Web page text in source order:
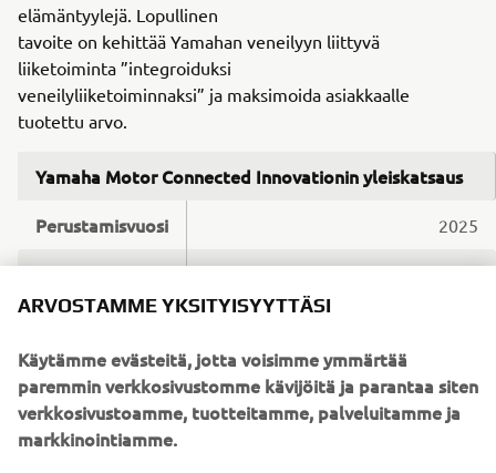
elämäntyylejä. Lopullinen
tavoite on kehittää Yamahan veneilyyn liittyvä
liiketoiminta ”integroiduksi
veneilyliiketoiminnaksi” ja maksimoida asiakkaalle
tuotettu arvo.
Yamaha Motor Connected Innovationin yleiskatsaus
Perustamisvuosi
2025
Sijainti
Pääsijoittaja 100% Yamaha Motor Europe N. V.
Työntekijöiden
määrä
ARVOSTAMME YKSITYISYYTTÄSI
Käytämme evästeitä, jotta voisimme ymmärtää
paremmin verkkosivustomme kävijöitä ja parantaa siten
verkkosivustoamme, tuotteitamme, palveluitamme ja
markkinointiamme.